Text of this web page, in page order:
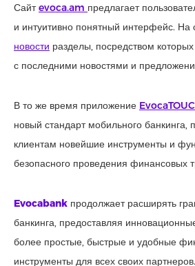
Сайтevoca.am предлагает
и интуитивно понятный интерфейс. На
новости разделы, посредством
с последними новостями и
В то же время приложение
новый стандарт мобильного банкинга,
клиентам новейшие инструменты и
безопасного проведения финансовых
Evocabank продолжает расширять
банкинга, предоставляя
более простые, быстрые и удобные
инструменты для всех своих партнеров.